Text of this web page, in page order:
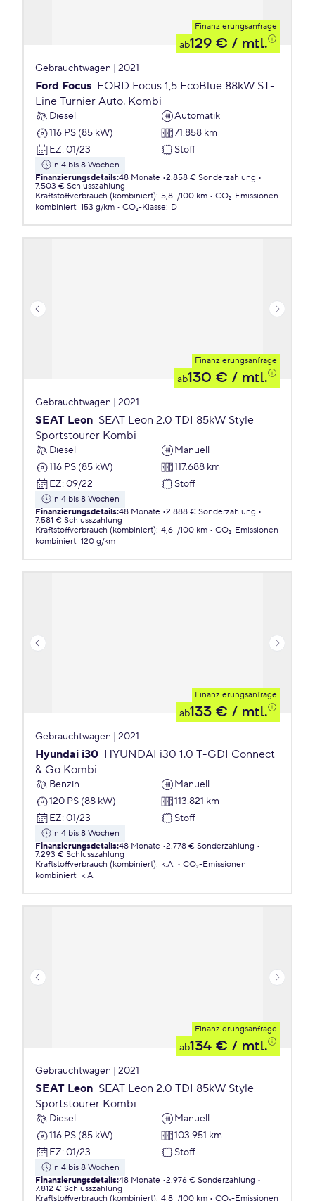
Finanzierungsanfrage
ab129 € / mtl.
Gebrauchtwagen | 2021
Ford Focus FORD Focus 1,5 EcoBlue 88kW ST-
Line Turnier Auto. Kombi
Diesel
Automatik
116 PS (85 kW)
71.858 km
EZ: 01/23 Stoff
in 4 bis 8 Wochen
Finanzierungsdetails:48 Monate 2.858 € Sonderzahlung
7.503 € Schlusszahlung
Kraftstoffverbrauch (kombiniert): 5,8 l/100 km
CO₂-Emissionen
kombiniert: 153 g/km CO₂-Klasse: D
Finanzierungsanfrage
ab130 € / mtl.
Gebrauchtwagen | 2021
SEAT Leon SEAT Leon 2.0 TDI 85kW Style
Sportstourer Kombi
Diesel
Manuell
116 PS (85 kW)
117.688 km
EZ: 09/22 Stoff
in 4 bis 8 Wochen
Finanzierungsdetails:48 Monate 2.888 € Sonderzahlung
7.581 € Schlusszahlung
Kraftstoffverbrauch (kombiniert): 4,6 l/100 km
CO₂-Emissionen
kombiniert: 120 g/km
Finanzierungsanfrage
ab133 € / mtl.
Gebrauchtwagen | 2021
Hyundai i30 HYUNDAI i30 1.0 T-GDI Connect
& Go Kombi
Benzin
Manuell
120 PS (88 kW)
113.821 km
EZ: 01/23 Stoff
in 4 bis 8 Wochen
Finanzierungsdetails:48 Monate 2.778 € Sonderzahlung
7.293 € Schlusszahlung
Kraftstoffverbrauch (kombiniert): k.A.
CO₂-Emissionen
kombiniert: k.A.
Finanzierungsanfrage
ab134 € / mtl.
Gebrauchtwagen | 2021
SEAT Leon SEAT Leon 2.0 TDI 85kW Style
Sportstourer Kombi
Diesel
Manuell
116 PS (85 kW)
103.951 km
EZ: 01/23 Stoff
in 4 bis 8 Wochen
Finanzierungsdetails:48 Monate 2.976 € Sonderzahlung
7.812 € Schlusszahlung
Kraftstoffverbrauch (kombiniert): 4,8 l/100 km CO₂-Emissionen